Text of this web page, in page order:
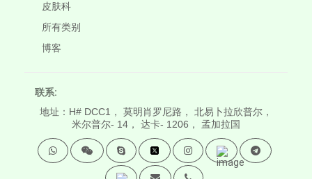
皮肤科
所有类别
博客
联系:
地址：H# DCC1， 莫明肖罗尼路， 北易卜拉欣普尔，
米尔普尔- 14， 达卡- 1206， 孟加拉国